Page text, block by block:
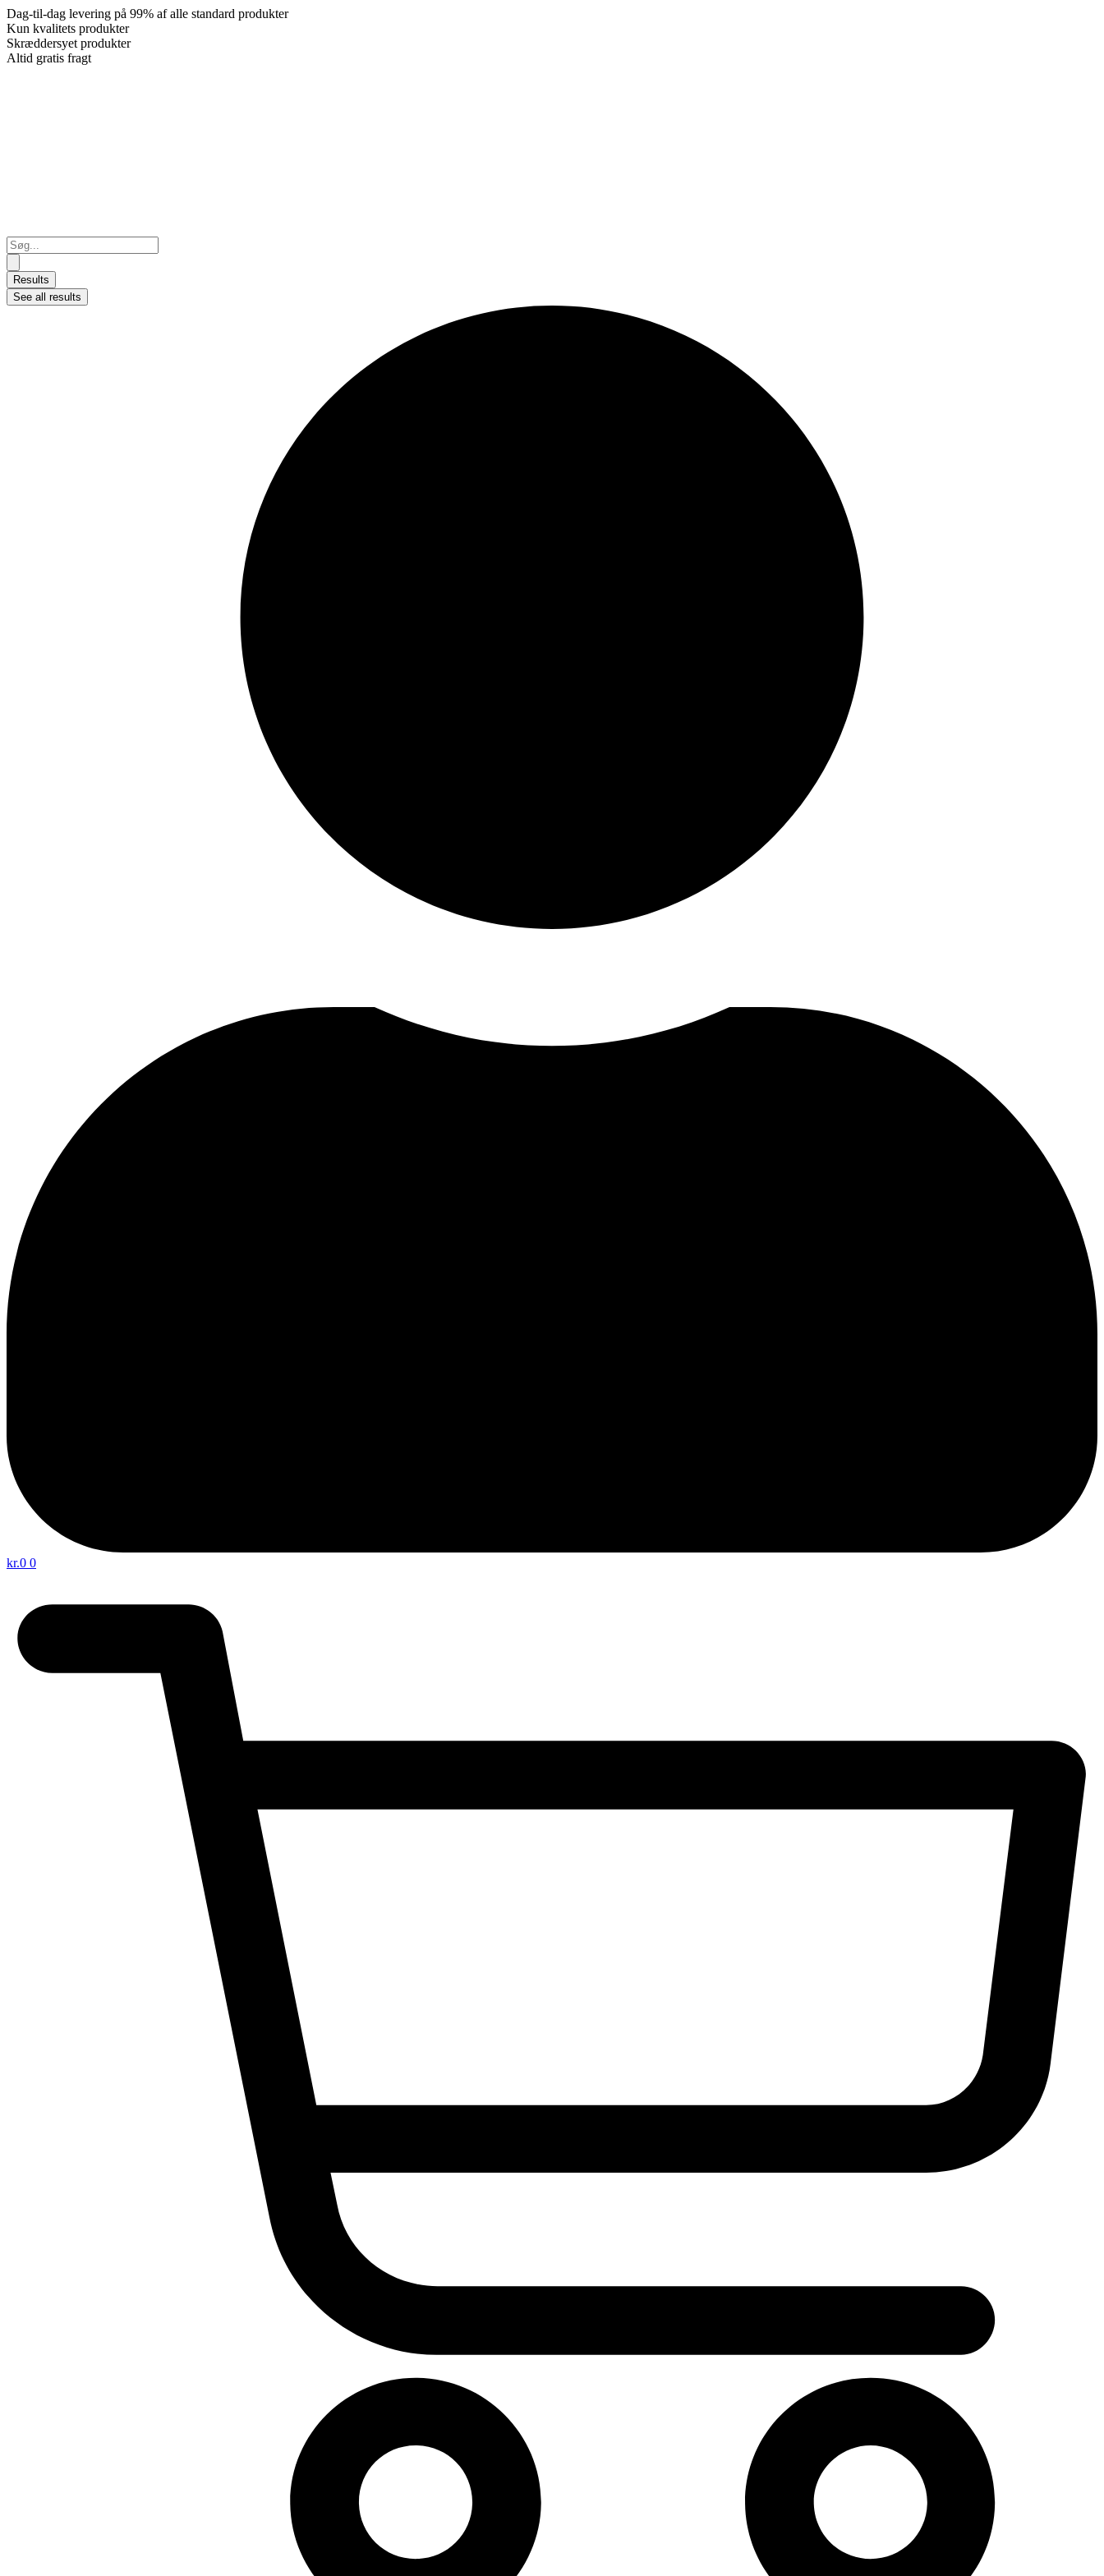
Dag-til-dag levering på 99% af alle standard produkter
Kun kvalitets produkter
Skræddersyet produkter
Altid gratis fragt
Search
...
Results
See all results
kr.0 0